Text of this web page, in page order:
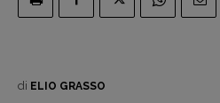
di ELIO GRASSO